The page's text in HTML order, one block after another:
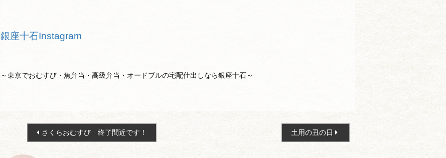
銀座十石Instagram
～東京でおむすび・魚弁当・高級弁当・オードブルの宅配仕出しなら銀座十石～
さくらおむすび 終了間近です！ 土用の丑の日